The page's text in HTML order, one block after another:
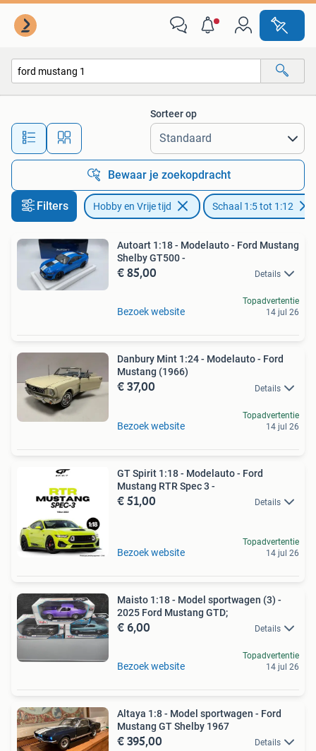
Alle afstanden…
Sorteer op
Bewaar je zoekopdracht
Filters Hobby en Vrije tijd Schaal 1:5 tot 1:12
Autoart 1:18 - Modelauto - Ford Mustang
Shelby GT500 -
€ 85,00 Details
Bezoek website
Topadvertentie
14 jul 26
Danbury Mint 1:24 - Modelauto - Ford
Mustang (1966)
€ 37,00 Details
Bezoek website
Topadvertentie
14 jul 26
GT Spirit 1:18 - Modelauto - Ford
Mustang RTR Spec 3 -
€ 51,00 Details
Bezoek website
Topadvertentie
14 jul 26
Maisto 1:18 - Model sportwagen (3) -
2025 Ford Mustang GTD;
€ 6,00 Details
Bezoek website
Topadvertentie
14 jul 26
Altaya 1:8 - Model sportwagen - Ford
Mustang GT Shelby 1967
€ 395,00 Details